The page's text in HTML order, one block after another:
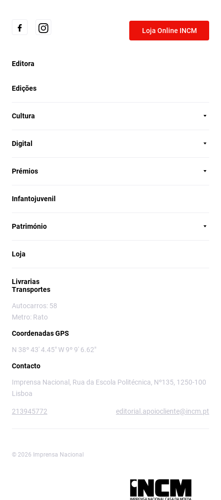
Loja Online INCM
Editora
Edições
Cultura
Digital
Prémios
Infantojuvenil
Património
Loja
Livrarias
Transportes
Autocarros: 58
Metro: Rato
Coordenadas GPS
N 38º 43' 4.45" W 9º 9' 6.62"
Contacto
Imprensa Nacional, Rua da Escola Politécnica, Nº135, 1250-100
Lisboa
213945772 editorial.apoiocliente@incm.pt
© 2026 Imprensa Nacional